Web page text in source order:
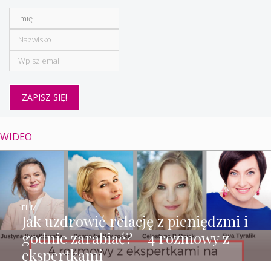
WIDEO
Jak uzdrowić relację z pieniędzmi i
godnie zarabiać? – 4 rozmowy z
ekspertkami
FILM